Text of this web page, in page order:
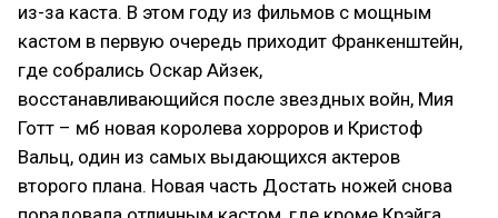
из-за каста. В этом году из фильмов с мощным
кастом в первую очередь приходит Франкенштейн,
где собрались Оскар Айзек,
восстанавливающийся после звездных войн, Мия
Готт – мб новая королева хорроров и Кристоф
Вальц, один из самых выдающихся актеров
второго плана. Новая часть Достать ножей снова